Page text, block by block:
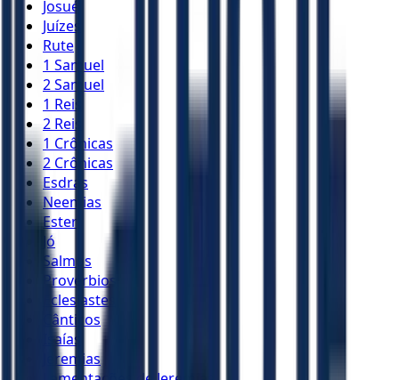
Josué
Juízes
Rute
1 Samuel
2 Samuel
1 Reis
2 Reis
1 Crônicas
2 Crônicas
Esdras
Neemias
Ester
Jó
Salmos
Provérbios
Eclesiastes
Cânticos
Isaías
Jeremias